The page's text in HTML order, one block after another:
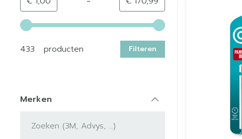
Gebruik de pijltjestoetsen links en rechts om de
433 producten
Filteren
Merken